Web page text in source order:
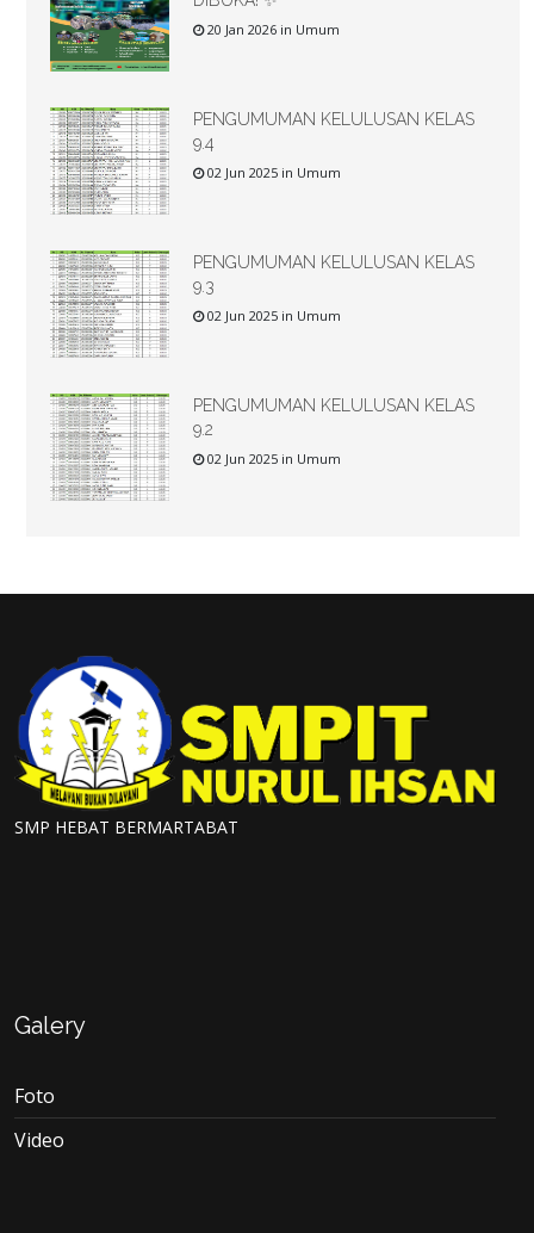
20 Jan 2026 in Umum
PENGUMUMAN KELULUSAN KELAS
9.4
02 Jun 2025 in Umum
PENGUMUMAN KELULUSAN KELAS
9.3
02 Jun 2025 in Umum
PENGUMUMAN KELULUSAN KELAS
9.2
02 Jun 2025 in Umum
SMP HEBAT BERMARTABAT
Galery
Foto
Video